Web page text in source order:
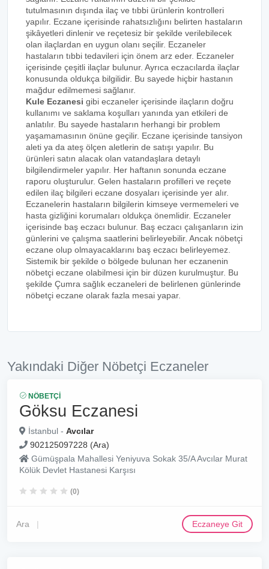
tutulmasının dışında ilaç ve tıbbi ürünlerin kontrolleri
yapılır. Eczane içerisinde rahatsızlığını belirten hastaların
şikâyetleri dinlenir ve reçetesiz bir şekilde verilebilecek
olan ilaçlardan en uygun olanı seçilir. Eczaneler
hastaların tıbbi tedavileri için önem arz eder. Eczaneler
içerisinde çeşitli ilaçlar bulunur. Ayrıca eczacılarda ilaçlar
konusunda oldukça bilgilidir. Bu sayede hiçbir hastanın
mağdur edilmemesi sağlanır.
Kule Eczanesi gibi eczaneler içerisinde ilaçların doğru
kullanımı ve saklama koşulları yanında yan etkileri de
anlatılır. Bu sayede hastaların herhangi bir problem
yaşamamasının önüne geçilir. Eczane içerisinde tansiyon
aleti ya da ateş ölçen aletlerin de satışı yapılır. Bu
ürünleri satın alacak olan vatandaşlara detaylı
bilgilendirmeler yapılır. Her haftanın sonunda eczane
raporu oluşturulur. Gelen hastaların profilleri ve reçete
edilen ilaç bilgileri eczane dosyaları içerisinde yer alır.
Eczanelerin hastaların bilgilerin kimseye vermemeleri ve
hasta gizliğini korumaları oldukça önemlidir. Eczaneler
içerisinde baş eczacı bulunur. Baş eczacı çalışanların izin
günlerini ve çalışma saatlerini belirleyebilir. Ancak nöbetçi
eczane olup olmayacaklarını baş eczacı belirleyemez.
Sistemik bir şekilde o bölgede bulunan her eczanenin
nöbetçi eczane olabilmesi için bir düzen kurulmuştur. Bu
şekilde Çumra sağlık eczaneleri de belirlenen günlerinde
nöbetçi eczane olarak fazla mesai yapar.
Yakındaki Diğer Nöbetçi Eczaneler
NÖBETÇI
Göksu Eczanesi
İstanbul - Avcılar
902125097228 (Ara)
Gümüşpala Mahallesi Yeniyuva Sokak 35/A Avcılar Murat
Kölük Devlet Hastanesi Karşısı
(0)
Ara Eczaneye Git